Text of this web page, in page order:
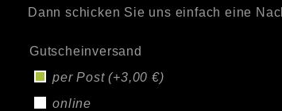
Dann schicken Sie uns einfach eine
Gutscheinversand
per Post (+3,00 €)
online